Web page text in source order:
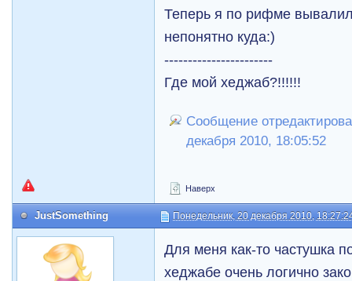
Теперь я по рифме
непонятно куда:)
-----------------------
Где мой хеджаб?!!!!!!
Сообщение
декабря 2010, 18:05:52
Наверх
JustSomething Понедельник, 20 декабря 2010,
Для меня как-то частушка
хеджабе очень логично